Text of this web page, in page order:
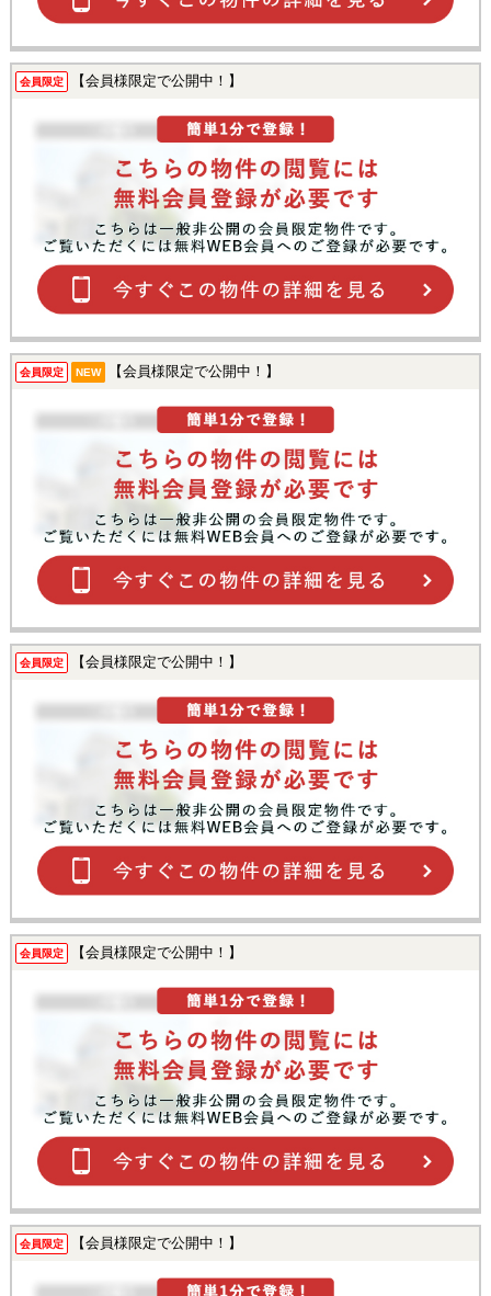
会員限定 【会員様限定で公開中！】
会員限定 NEW 【会員様限定で公開中！】
会員限定 【会員様限定で公開中！】
会員限定 【会員様限定で公開中！】
会員限定 【会員様限定で公開中！】